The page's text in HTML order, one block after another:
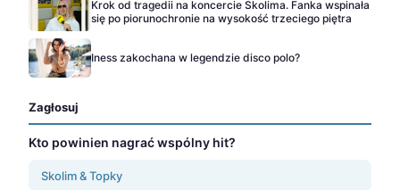
Krok od tragedii na koncercie Skolima. Fanka wspinała
się po piorunochronie na wysokość trzeciego piętra
Iness zakochana w legendzie disco polo?
Zagłosuj
Kto powinien nagrać wspólny hit?
Skolim & Topky